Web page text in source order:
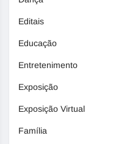
Editais
Educação
Entretenimento
Exposição
Exposição Virtual
Família